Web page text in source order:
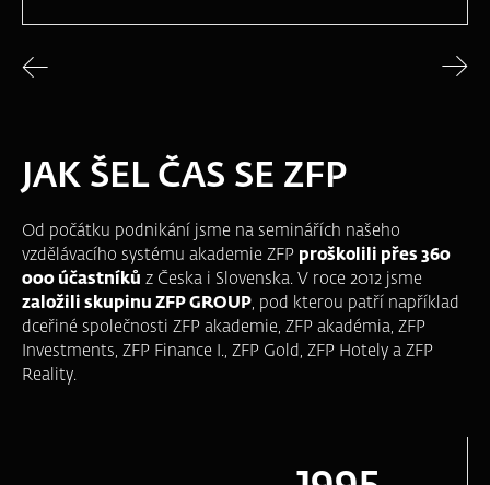
JAK ŠEL ČAS SE ZFP
Od počátku podnikání jsme na seminářích našeho
vzdělávacího systému akademie ZFP proškolili přes 360
000 účastníků z Česka i Slovenska. V roce 2012 jsme
založili skupinu ZFP GROUP, pod kterou patří například
dceřiné společnosti ZFP akademie, ZFP akadémia, ZFP
Investments, ZFP Finance I., ZFP Gold, ZFP Hotely a ZFP
Reality.